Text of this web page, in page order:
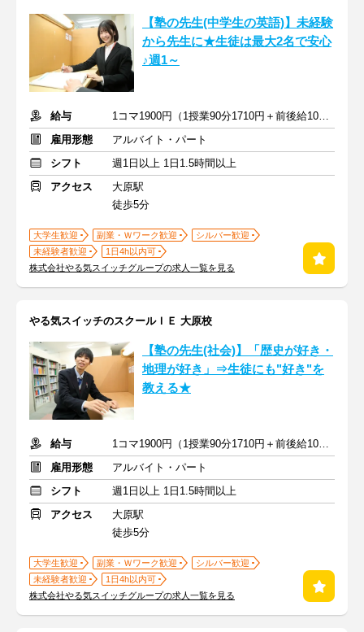
【塾の先生(中学生の英語)】未経験
から先生に★生徒は最大2名で安心
♪週1～
給与
1コマ1900円（1授業90分1710円＋前後給10分190円）
雇用形態
アルバイト・パート
シフト
週1日以上 1日1.5時間以上
アクセス
大原駅
徒歩5分
大学生歓迎 副業・Ｗワーク歓迎
シルバー歓迎
未経験者歓迎
1日4h以内可
株式会社やる気スイッチグループの求人一覧を見る
やる気スイッチのスクールＩＥ 大原校
【塾の先生(社会)】「歴史が好き・
地理が好き」⇒生徒にも"好き"を
教える★
給与
1コマ1900円（1授業90分1710円＋前後給10分190円）
雇用形態
アルバイト・パート
シフト
週1日以上 1日1.5時間以上
アクセス
大原駅
徒歩5分
大学生歓迎 副業・Ｗワーク歓迎
シルバー歓迎
未経験者歓迎
1日4h以内可
株式会社やる気スイッチグループの求人一覧を見る